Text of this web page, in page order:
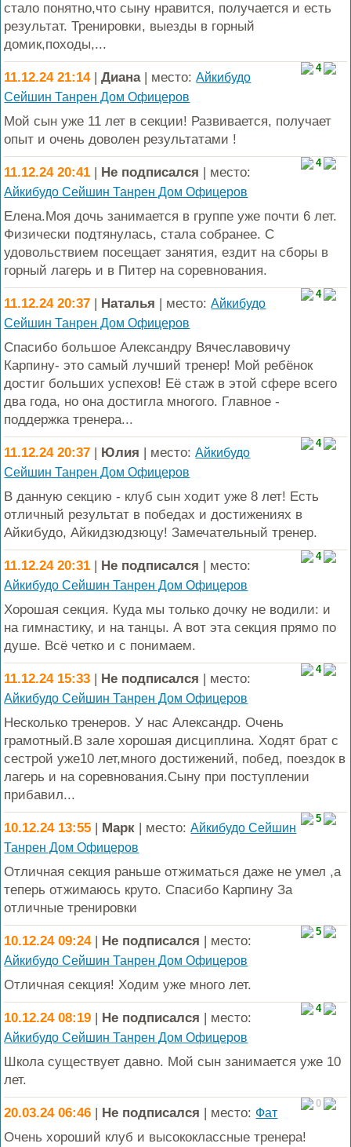
стало понятно,что сыну нравится, получается и есть
результат. Тренировки, выезды в горный
домик,походы,...
4
11.12.24 21:14|Диана | место:Айкибудо
Сейшин Танрен Дом Офицеров
Мой сын уже 11 лет в секции! Развивается, получает
опыт и очень доволен результатами !
4
11.12.24 20:41 | Не подписался | место:
Айкибудо Сейшин Танрен Дом Офицеров
Елена.Моя дочь занимается в группе уже почти 6 лет.
Физически подтянулась, стала собранее. С
удовольствием посещает занятия, ездит на сборы в
горный лагерь и в Питер на соревнования.
4
11.12.24 20:37 | Наталья | место:Айкибудо
Сейшин Танрен Дом Офицеров
Спасибо большое Александру Вячеславовичу
Карпину- это самый лучший тренер! Мой ребёнок
достиг больших успехов! Её стаж в этой сфере всего
два года, но она достигла многого. Главное -
поддержка тренера...
4
11.12.24 20:37 | Юлия | место:Айкибудо
Сейшин Танрен Дом Офицеров
В данную секцию - клуб сын ходит уже 8 лет! Есть
отличный результат в победах и достижениях в
Айкибудо, Айкидзюдзюцу! Замечательный тренер.
4
11.12.24 20:31 | Не подписался | место:
Айкибудо Сейшин Танрен Дом Офицеров
Хорошая секция. Куда мы только дочку не водили: и
на гимнастику, и на танцы. А вот эта секция прямо по
душе. Всё четко и с понимаем.
4
11.12.24 15:33 | Не подписался | место:
Айкибудо Сейшин Танрен Дом Офицеров
Несколько тренеров. У нас Александр. Очень
грамотный.В зале хорошая дисциплина. Ходят брат с
сестрой уже10 лет,много достижений, побед, поездок в
лагерь и на соревнования.Сыну при поступлении
прибавил...
5
10.12.24 13:55 | Марк | место:Айкибудо Сейшин
Танрен Дом Офицеров
Отличная секция раньше отжиматься даже не умел ,а
теперь отжимаюсь круто. Спасибо Карпину За
отличные тренировки
5
10.12.24 09:24| Не подписался | место:
Айкибудо Сейшин Танрен Дом Офицеров
Отличная секция! Ходим уже много лет.
4
10.12.24 08:19 | Не подписался | место:
Айкибудо Сейшин Танрен Дом Офицеров
Школа существует давно. Мой сын занимается уже 10
лет.
0
20.03.24 06:46 | Не подписался | место: Фат
Очень хороший клуб и высококлассные тренера!